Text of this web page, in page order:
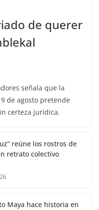
de querer
señala que la
de agosto pretende
certeza jurídica.
reúne los rostros de
retrato colectivo
Maya hace historia en